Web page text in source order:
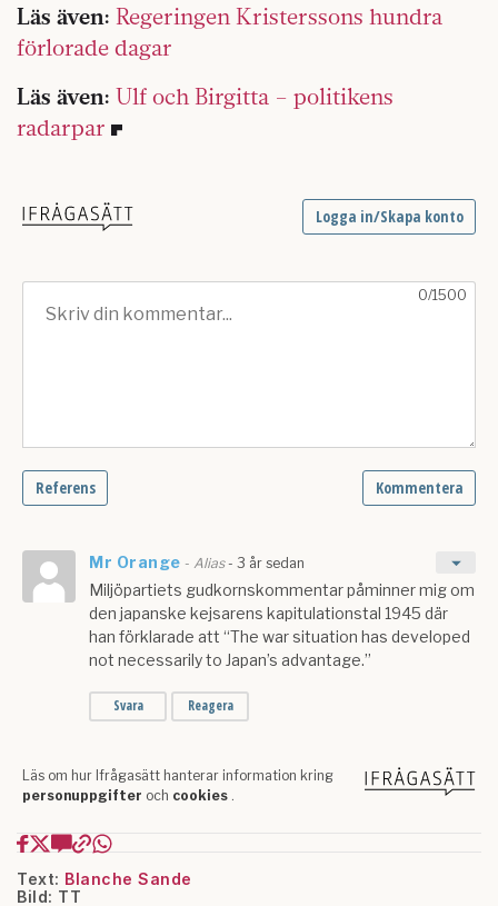
Läs även: Regeringen Kristerssons hundra
förlorade dagar
Läs även: Ulf och Birgitta – politikens
radarpar
Text: Blanche Sande
Bild: TT